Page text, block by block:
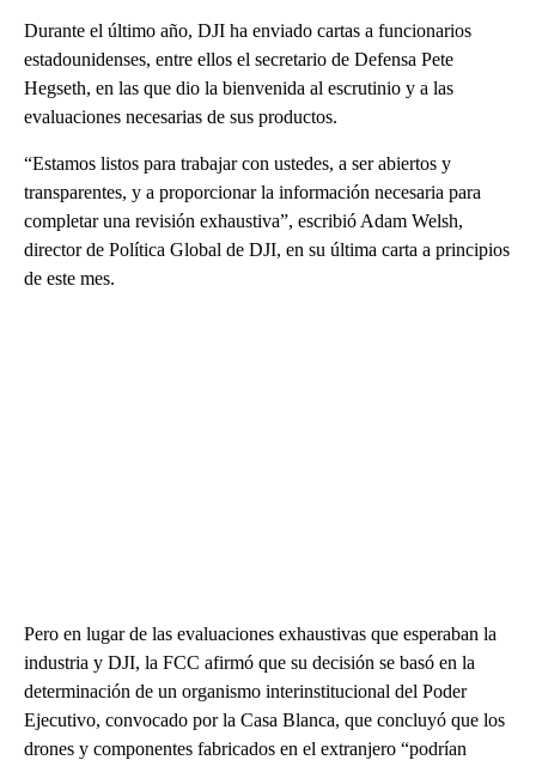
Durante el último año, DJI ha enviado cartas a funcionarios
estadounidenses, entre ellos el secretario de Defensa Pete
Hegseth, en las que dio la bienvenida al escrutinio y a las
evaluaciones necesarias de sus productos.
“Estamos listos para trabajar con ustedes, a ser abiertos y
transparentes, y a proporcionar la información necesaria para
completar una revisión exhaustiva”, escribió Adam Welsh,
director de Política Global de DJI, en su última carta a principios
de este mes.
Pero en lugar de las evaluaciones exhaustivas que esperaban la
industria y DJI, la FCC afirmó que su decisión se basó en la
determinación de un organismo interinstitucional del Poder
Ejecutivo, convocado por la Casa Blanca, que concluyó que los
drones y componentes fabricados en el extranjero “podrían